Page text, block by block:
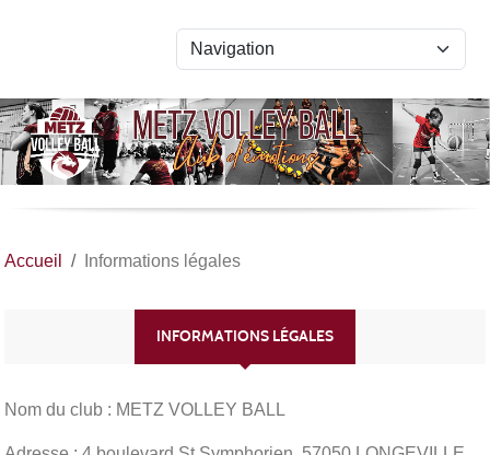
Accueil Informations légales
INFORMATIONS LÉGALES
Nom du club : METZ VOLLEY BALL